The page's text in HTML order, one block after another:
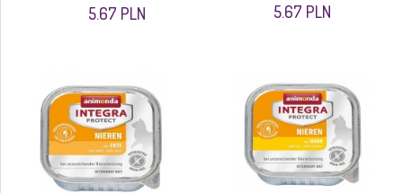
5.67 PLN
5.67 PLN